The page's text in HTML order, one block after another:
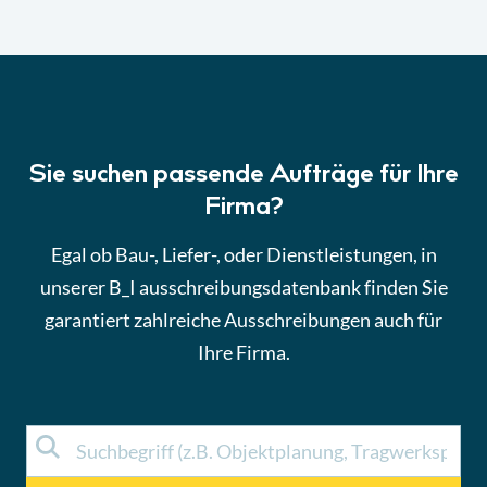
Sie suchen passende Aufträge für Ihre
Firma?
Egal ob Bau-, Liefer-, oder Dienstleistungen, in
unserer B_I ausschreibungsdatenbank finden Sie
garantiert zahlreiche Ausschreibungen auch für
Ihre Firma.